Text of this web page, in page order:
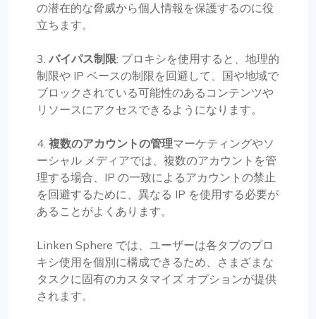
の潜在的な脅威から個人情報を保護するのに役
立ちます。
3. バイパス制限: プロキシを使用すると、地理的
制限や IP ベースの制限を回避して、国や地域で
ブロックされている可能性のあるコンテンツや
リソースにアクセスできるようになります。
4. 複数のアカウントの管理マーケティングやソ
ーシャル メディアでは、複数のアカウントを管
理する場合、IP の一致によるアカウントの禁止
を回避するために、異なる IP を使用する必要が
あることがよくあります。
Linken Sphere では、ユーザーは各タブのプロ
キシ使用を個別に構成できるため、さまざまな
タスクに固有のカスタマイズ オプションが提供
されます。